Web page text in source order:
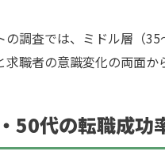
調査では、ミドル層（
求職者の意識変化の両面か
50代の転職成功